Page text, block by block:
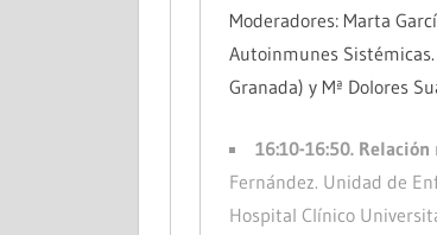
Moderadores: Marta
Autoinmunes
Granada) y Mª Dolores
16:10-16:50.
Fernández. Unidad de
Hospital Clínico